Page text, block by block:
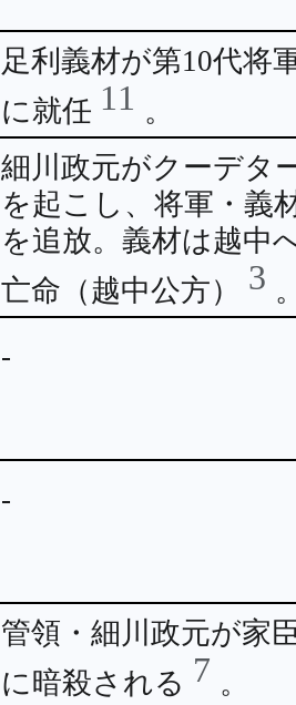
足利義材が第10代将
に就任 11 。
細川政元がクーデタ
を起こし、将軍・義
を追放。義材は越中
亡命（越中公方） 3
-
-
管領・細川政元が家
に暗殺される 7 。